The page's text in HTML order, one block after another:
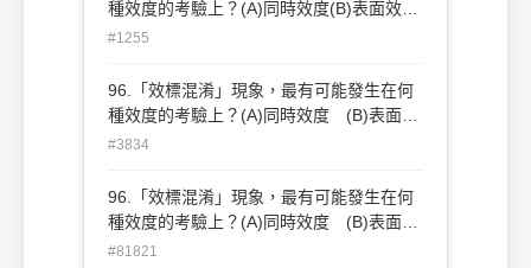
種效度的考驗上？(A)同時效度(B)表面效度
(C)內容效度(D)外在效度
#1255
96.「效標混淆」現象，最有可能發生在何
種效度的考驗上？(A)同時效度 (B)表面效
度 (C)內容效度 (D)外在效度
#3834
96.「效標混淆」現象，最有可能發生在何
種效度的考驗上？(A)同時效度 (B)表面效
度 (C)內容效度 (D)外在效度
#81821